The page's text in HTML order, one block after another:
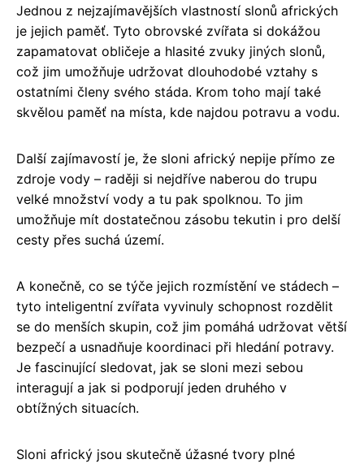
Jednou z nejzajímavějších vlastností slonů afrických
je jejich paměť. Tyto obrovské zvířata si dokážou
zapamatovat obličeje a hlasité zvuky jiných slonů,
což jim umožňuje udržovat dlouhodobé vztahy s
ostatními členy svého stáda. Krom toho mají také
skvělou paměť na místa, kde najdou potravu a vodu.
Další zajímavostí je, že sloni africký nepije přímo ze
zdroje vody – raději si nejdříve naberou do trupu
velké množství vody a tu pak spolknou. To jim
umožňuje mít dostatečnou zásobu tekutin i pro delší
cesty přes suchá území.
A konečně, co se týče jejich rozmístění ve stádech –
tyto inteligentní zvířata vyvinuly schopnost rozdělit
se do menších skupin, což jim pomáhá udržovat větší
bezpečí a usnadňuje koordinaci při hledání potravy.
Je fascinující sledovat, jak se sloni mezi sebou
interagují a jak si podporují jeden druhého v
obtížných situacích.
Sloni africký jsou skutečně úžasné tvory plné